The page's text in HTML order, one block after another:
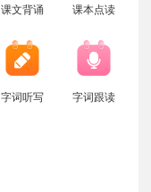
课文背诵 课本点读
字词听写 字词跟读